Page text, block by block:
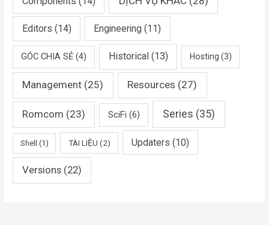
Editors (14) Engineering (11)
GÓC CHIA SẺ (4) Historical (13) Hosting (3)
Management (25) Resources (27)
Romcom (23) SciFi (6) Series (35)
Shell (1) TÀI LIỆU (2) Updaters (10)
Versions (22)